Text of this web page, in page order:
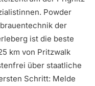
Powder
der
ist die beste
km von Pritzwalk
über staatliche
Schritt: Melde